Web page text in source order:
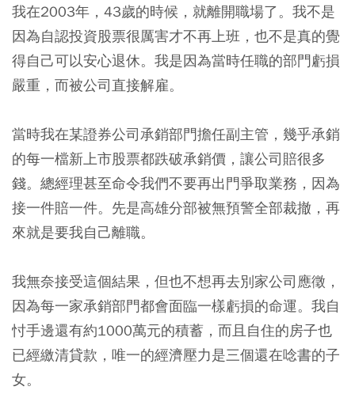
我在2003年，43歲的時候，就離開職場了。我不是
因為自認投資股票很厲害才不再上班，也不是真的覺
得自己可以安心退休。我是因為當時任職的部門虧損
嚴重，而被公司直接解雇。
當時我在某證券公司承銷部門擔任副主管，幾乎承銷
的每一檔新上市股票都跌破承銷價，讓公司賠很多
錢。總經理甚至命令我們不要再出門爭取業務，因為
接一件賠一件。先是高雄分部被無預警全部裁撤，再
來就是要我自己離職。
我無奈接受這個結果，但也不想再去別家公司應徵，
因為每一家承銷部門都會面臨一樣虧損的命運。我自
忖手邊還有約1000萬元的積蓄，而且自住的房子也
已經繳清貸款，唯一的經濟壓力是三個還在唸書的子
女。